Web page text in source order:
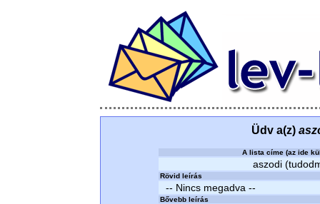
Üdv a(z)
A lista címe (az ide
aszodi
Rövid leírás
-- Nincs megadva --
Bővebb leírás